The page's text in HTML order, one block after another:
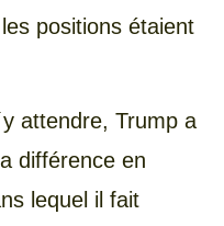
positions étaient
attendre, Trump a
différence en
lequel il fait